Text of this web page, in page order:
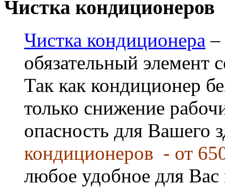
Чистка кондиционеров
Чистка кондиционера –
обязательный элемент
Так как кондиционер
только снижение
опасность для Вашего
кондиционеров - от
любое удобное для Вас